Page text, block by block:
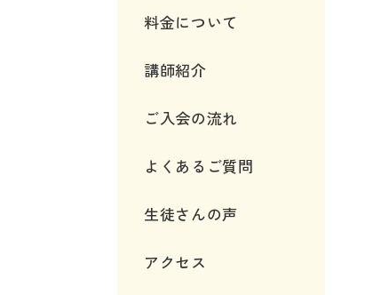
料金について
講師紹介
ご入会の流れ
よくあるご質問
生徒さんの声
アクセス